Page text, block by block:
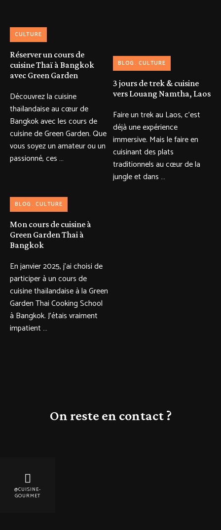
CULTURE
Réserver un cours de
cuisine Thaï à Bangkok
avec Green Garden
Découvrez la cuisine
thaïlandaise au cœur de
Bangkok avec les cours de
cuisine de Green Garden. Que
vous soyez un amateur ou un
passionné, ces …
BLOG CULTURE
Mon cours de cuisine à
Green Garden Thai à
Bangkok
En janvier 2025, j’ai choisi de
participer à un cours de
cuisine thaïlandaise à la Green
Garden Thai Cooking School
à Bangkok. J’étais vraiment
impatient …
BLOG CULTURE
3 jours de trek & cuisine
vers Louang Namtha, Laos
Faire un trek au Laos, c’est
déjà une expérience
immersive. Mais le faire en
cuisinant des plats
traditionnels au cœur de la
jungle et dans …
On reste en contact ?
@CUISINE-
GOURMET